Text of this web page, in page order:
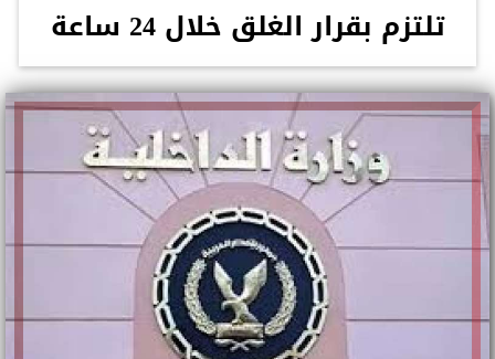
تلتزم بقرار الغلق خلال 24 ساعة